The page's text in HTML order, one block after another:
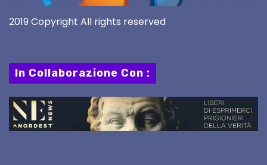
2019 Copyright All rights reserved
In Collaborazione Con :